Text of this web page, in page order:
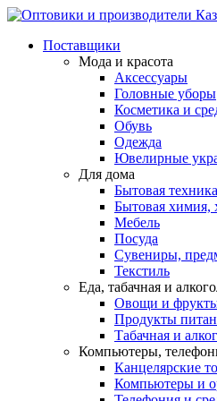
Поставщики
Мода и красота
Аксессуары
Головные уборы
Косметика и
Обувь
Одежда
Ювелирные
Для дома
Бытовая техника
Бытовая химия,
Мебель
Посуда
Сувениры,
Текстиль
Еда, табачная и
Овощи и
Продукты
Табачная и
Компьютеры,
Канцелярские
Компьютеры и